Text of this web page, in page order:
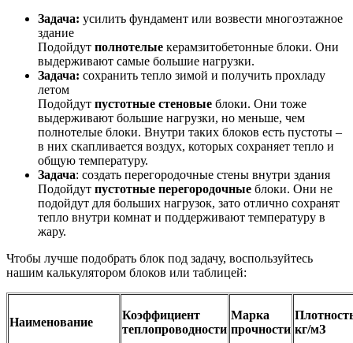
Задача: усилить фундамент или возвести многоэтажное
здание
Подойдут полнотелые керамзитобетонные блоки. Они
выдерживают самые большие нагрузки.
Задача: сохранить тепло зимой и получить прохладу
летом
Подойдут пустотные стеновые блоки. Они тоже
выдерживают большие нагрузки, но меньше, чем
полнотелые блоки. Внутри таких блоков есть пустоты –
в них скапливается воздух, которых сохраняет тепло и
общую температуру.
Задача: создать перегородочные стены внутри здания
Подойдут пустотные перегородочные блоки. Они не
подойдут для больших нагрузок, зато отлично сохранят
тепло внутри комнат и поддерживают температуру в
жару.
Чтобы лучше подобрать блок под задачу, воспользуйтесь
нашим калькулятором блоков или таблицей:
Наименование
Коэффициент
теплопроводности
Марка
прочности кг/мЗ